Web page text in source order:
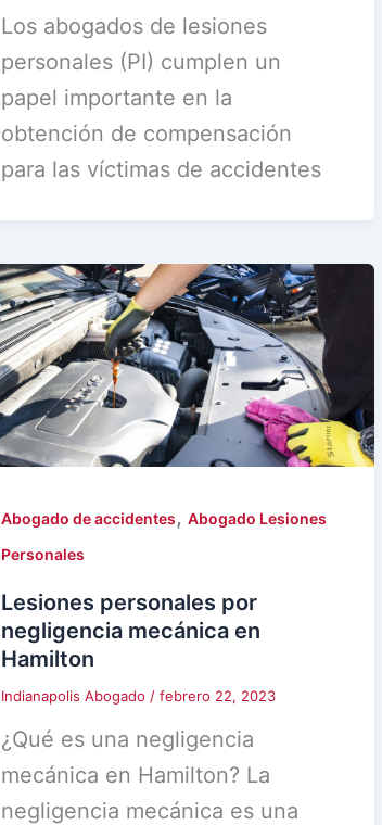
Los abogados de lesiones
personales (PI) cumplen un
papel importante en la
obtención de compensación
para las víctimas de accidentes
Abogado de accidentes,Abogado Lesiones
Personales
Lesiones personales por
negligencia mecánica en
Hamilton
Indianapolis Abogado /febrero 22, 2023
¿Qué es una negligencia
mecánica en Hamilton? La
negligencia mecánica es una